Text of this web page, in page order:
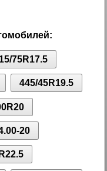
75R17.5
445/45R19.5
20